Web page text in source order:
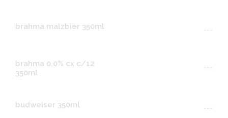
brahma malzbier 350ml ---
brahma 0.0% cx c/12
350ml
---
budweiser 350ml ---